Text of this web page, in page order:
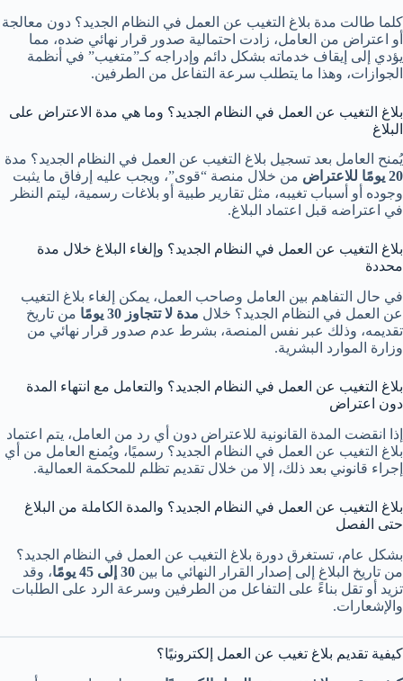
كلما طالت مدة بلاغ التغيب عن العمل في النظام الجديد؟ دون معالجة
أو اعتراض من العامل، زادت احتمالية صدور قرار نهائي ضده، مما
يؤدي إلى إيقاف خدماته بشكل دائم وإدراجه كـ”متغيب” في أنظمة
الجوازات، وهذا ما يتطلب سرعة التفاعل من الطرفين.
بلاغ التغيب عن العمل في النظام الجديد؟ وما هي مدة الاعتراض على
البلاغ
يُمنح العامل بعد تسجيل بلاغ التغيب عن العمل في النظام الجديد؟ مدة
20 يومًا للاعتراض
من خلال منصة “قوى”، ويجب عليه إرفاق ما يثبت
وجوده أو أسباب تغيبه، مثل تقارير طبية أو بلاغات رسمية، ليتم النظر
في اعتراضه قبل اعتماد البلاغ.
بلاغ التغيب عن العمل في النظام الجديد؟ وإلغاء البلاغ خلال مدة
محددة
في حال التفاهم بين العامل وصاحب العمل، يمكن إلغاء بلاغ التغيب
عن العمل في النظام الجديد؟ خلال مدة لا تتجاوز 30 يومًا
من تاريخ
تقديمه، وذلك عبر نفس المنصة، بشرط عدم صدور قرار نهائي من
وزارة الموارد البشرية.
بلاغ التغيب عن العمل في النظام الجديد؟ والتعامل مع انتهاء المدة
دون اعتراض
إذا انقضت المدة القانونية للاعتراض دون أي رد من العامل، يتم اعتماد
بلاغ التغيب عن العمل في النظام الجديد؟ رسميًا، ويُمنع العامل من أي
إجراء قانوني بعد ذلك، إلا من خلال تقديم تظلم للمحكمة العمالية.
بلاغ التغيب عن العمل في النظام الجديد؟ والمدة الكاملة من البلاغ
حتى الفصل
بشكل عام، تستغرق دورة بلاغ التغيب عن العمل في النظام الجديد؟
من تاريخ البلاغ إلى إصدار القرار النهائي ما بين 30 إلى 45 يومًا
، وقد
تزيد أو تقل بناءً على التفاعل من الطرفين وسرعة الرد على الطلبات
والإشعارات.
كيفية تقديم بلاغ تغيب عن العمل إلكترونيًا؟